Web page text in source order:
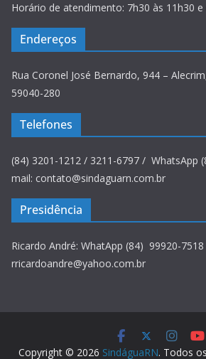
Horário de atendimento: 7h30 às 11h30 e
Endereços
Rua Coronel José Bernardo, 944 –
59040-280
Telefones
(84) 3201-1212 / 3211-6797 / WhatsApp
mail: contato@sindaguarn.com.br
Presidência
Ricardo André: WhatApp (84) 99920-
rricardoandre@yahoo.com.br
Copyright © 2026 SindáguaRN. Todos